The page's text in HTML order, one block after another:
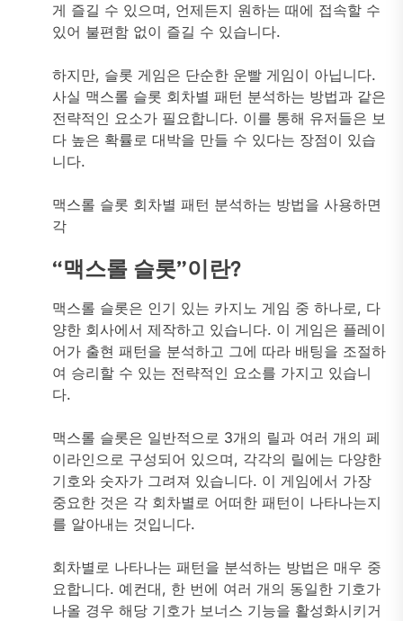
게 즐길 수 있으며, 언제든지 원하는 때에 접속할 수
있어 불편함 없이 즐길 수 있습니다.
하지만, 슬롯 게임은 단순한 운빨 게임이 아닙니다.
사실 맥스롤 슬롯 회차별 패턴 분석하는 방법과 같은
전략적인 요소가 필요합니다. 이를 통해 유저들은 보
다 높은 확률로 대박을 만들 수 있다는 장점이 있습
니다.
맥스롤 슬롯 회차별 패턴 분석하는 방법을 사용하면
각
“맥스롤 슬롯”이란?
맥스롤 슬롯은 인기 있는 카지노 게임 중 하나로, 다
양한 회사에서 제작하고 있습니다. 이 게임은 플레이
어가 출현 패턴을 분석하고 그에 따라 배팅을 조절하
여 승리할 수 있는 전략적인 요소를 가지고 있습니
다.
맥스롤 슬롯은 일반적으로 3개의 릴과 여러 개의 페
이라인으로 구성되어 있으며, 각각의 릴에는 다양한
기호와 숫자가 그려져 있습니다. 이 게임에서 가장
중요한 것은 각 회차별로 어떠한 패턴이 나타나는지
를 알아내는 것입니다.
회차별로 나타나는 패턴을 분석하는 방법은 매우 중
요합니다. 예컨대, 한 번에 여러 개의 동일한 기호가
나올 경우 해당 기호가 보너스 기능을 활성화시키거